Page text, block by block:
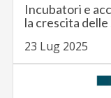
Incubatori e
la crescita
23 Lug 2025